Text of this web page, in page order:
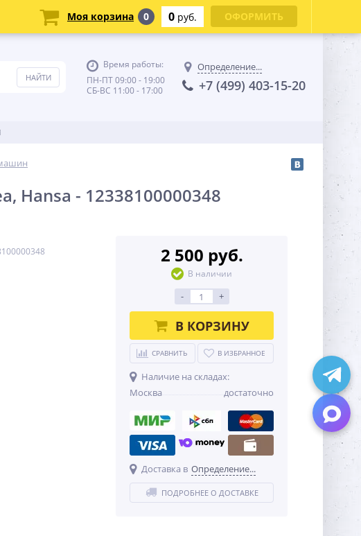
Время работы:
ПН-ПТ 09:00 - 19:00
СБ-ВС 11:00 - 17:00
Определение...
+7 (499) 403-15-20
Hansa - 12338100000348
2 500 руб.
В наличии
- +
В КОРЗИНУ
СРАВНИТЬ В ИЗБРАННОЕ
Наличие на складах:
Москва
достаточно
Доставка в Определение...
ПОДРОБНЕЕ О ДОСТАВКЕ
Моя корзина 0 0 руб. ОФОРМИТЬ